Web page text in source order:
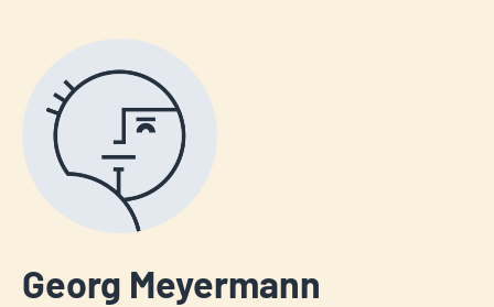
Georg Meyermann